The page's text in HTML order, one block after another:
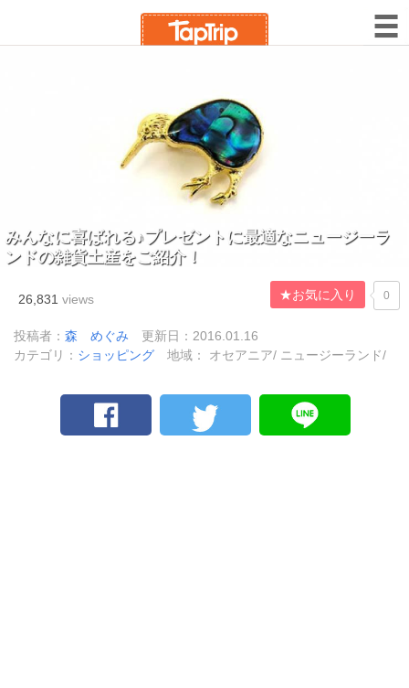
みんなに喜ばれる♪プレゼントに最適なニュージーラ
ンドの雑貨土産をご紹介！
26,831 views ★お気に入り 0
投稿者： 森 めぐみ
更新日：2016.01.16
カテゴリ： ショッピング 地域： オセアニア/ ニュージーランド/